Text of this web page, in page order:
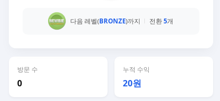
다음 레벨(BRONZE)까지 전환5개
방문 수
0
누적 수익
20원